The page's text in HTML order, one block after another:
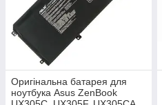
Оригінальна батарея для
ноутбука Asus ZenBook